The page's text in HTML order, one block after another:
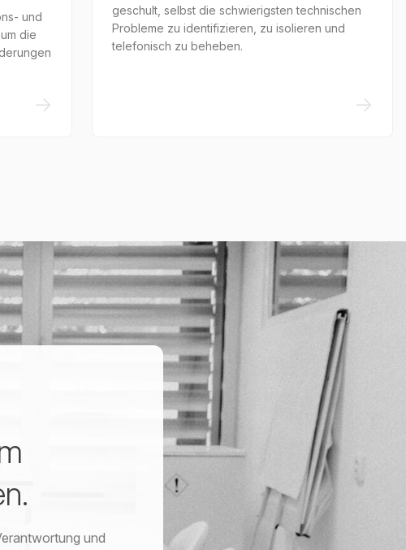
und
die
->
geschult, selbst die schwierigsten technischen
Probleme zu identifizieren, zu isolieren und
telefonisch zu beheben.
->
und